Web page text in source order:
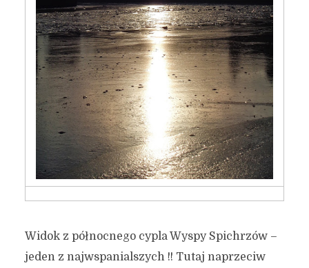
Widok z północnego cypla Wyspy Spichrzów –
jeden z najwspanialszych !! Tutaj naprzeciw